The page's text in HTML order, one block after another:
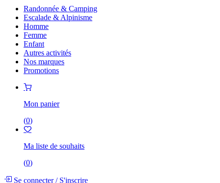
Randonnée & Camping
Escalade & Alpinisme
Homme
Femme
Enfant
Autres activités
Nos marques
Promotions
Mon panier
(0)
Ma liste de souhaits
(0)
Se connecter/S'inscrire